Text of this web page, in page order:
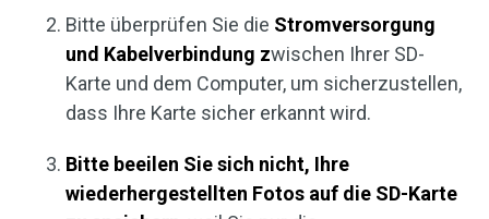
Bitte überprüfen Sie die Stromversorgung
und Kabelverbindung zwischen Ihrer SD-
Karte und dem Computer, um sicherzustellen,
dass Ihre Karte sicher erkannt wird.
Bitte beeilen Sie sich nicht, Ihre
wiederhergestellten Fotos auf die SD-Karte